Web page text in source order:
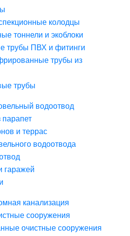
колодцы
тоннели и экоблоки
трубы ПВХ и фитинги
трубы из
трубы
водоотвод
парапет
и террас
водоотвода
гаражей
канализация
сооружения
очистные сооружения